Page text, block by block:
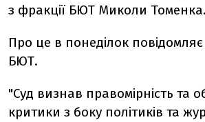
з фракції БЮТ Миколи Томенка.
Про це в понеділок
БЮТ.
"Суд визнав правомірність та
критики з боку політиків та